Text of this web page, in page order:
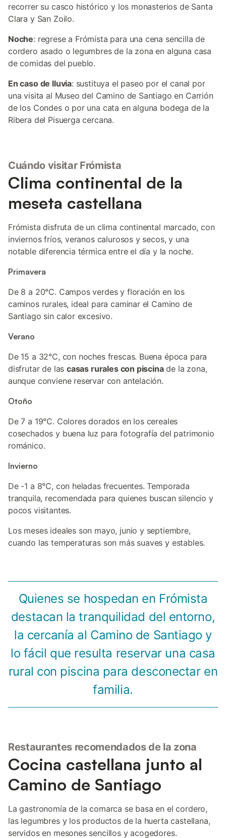
recorrer su casco histórico y los monasterios de Santa
Clara y San Zoilo.
Noche: regrese a Frómista para una cena sencilla de
cordero asado o legumbres de la zona en alguna casa
de comidas del pueblo.
En caso de lluvia: sustituya el paseo por el canal por
una visita al Museo del Camino de Santiago en Carrión
de los Condes o por una cata en alguna bodega de la
Ribera del Pisuerga cercana.
Cuándo visitar Frómista
Clima continental de la
meseta castellana
Frómista disfruta de un clima continental marcado, con
inviernos fríos, veranos calurosos y secos, y una
notable diferencia térmica entre el día y la noche.
Primavera
De 8 a 20°C. Campos verdes y floración en los
caminos rurales, ideal para caminar el Camino de
Santiago sin calor excesivo.
Verano
De 15 a 32°C, con noches frescas. Buena época para
disfrutar de lascasas rurales con piscinade la zona,
aunque conviene reservar con antelación.
Otoño
De 7 a 19°C. Colores dorados en los cereales
cosechados y buena luz para fotografía del patrimonio
románico.
Invierno
De -1 a 8°C, con heladas frecuentes. Temporada
tranquila, recomendada para quienes buscan silencio y
pocos visitantes.
Los meses ideales son mayo, junio y septiembre,
cuando las temperaturas son más suaves y estables.
Quienes se hospedan en Frómista
destacan la tranquilidad del entorno,
la cercanía al Camino de Santiago y
lo fácil que resulta reservar una casa
rural con piscina para desconectar en
familia.
Restaurantes recomendados de la zona
Cocina castellana junto al
Camino de Santiago
La gastronomía de la comarca se basa en el cordero,
las legumbres y los productos de la huerta castellana,
servidos en mesones sencillos y acogedores.